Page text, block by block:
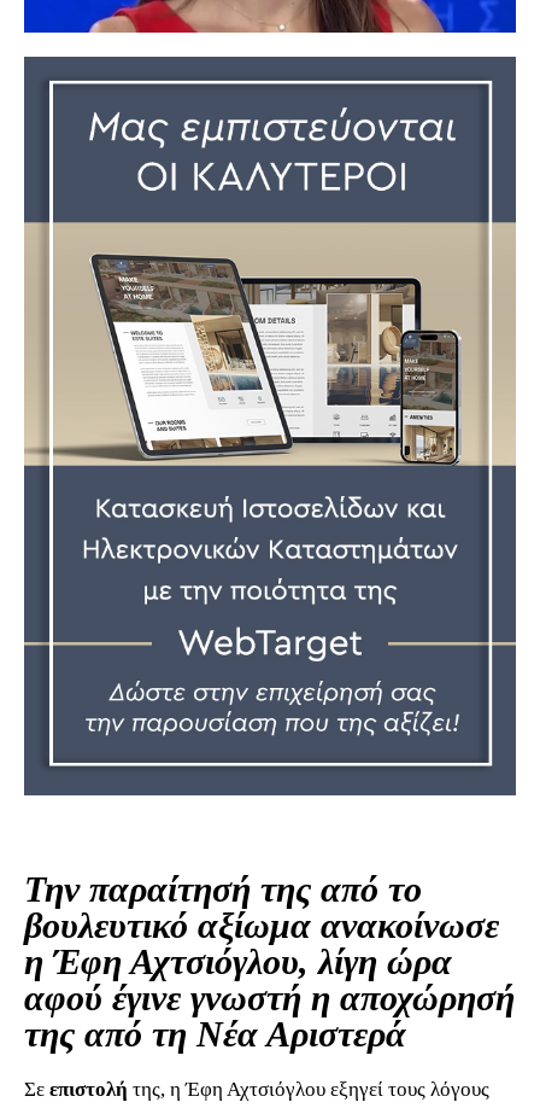
Την παραίτησή της από το
βουλευτικό αξίωμα ανακοίνωσε
η Έφη Αχτσιόγλου, λίγη ώρα
αφού έγινε γνωστή η αποχώρησή
της από τη Νέα Αριστερά
Σε επιστολή της, η Έφη Αχτσιόγλου εξηγεί τους λόγους